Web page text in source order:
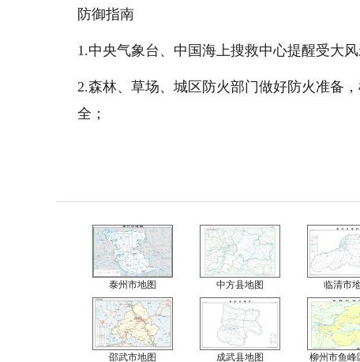
防御指南
1.中央气象台、中国海上搜救中心提醒受大
2.森林、草场、城区防火部门做好防火准备
全；
泰州市地图 中方县地图 临清市
邵武市地图 成武县地图 柳州市鱼峰